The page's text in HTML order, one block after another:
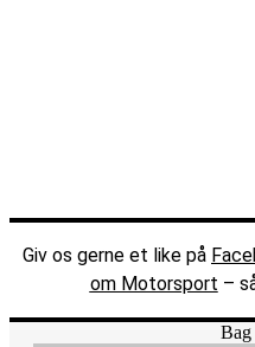
Giv os gerne et like på
om Motorsport –
Bag